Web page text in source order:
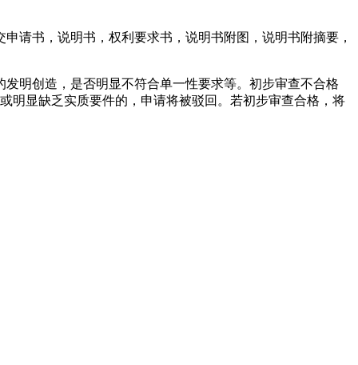
请书，说明书，权利要求书，说明书附图，说明书附摘要，
明创造，是否明显不符合单一性要求等。初步审查不合格
明显缺乏实质要件的，申请将被驳回。若初步审查合格，将